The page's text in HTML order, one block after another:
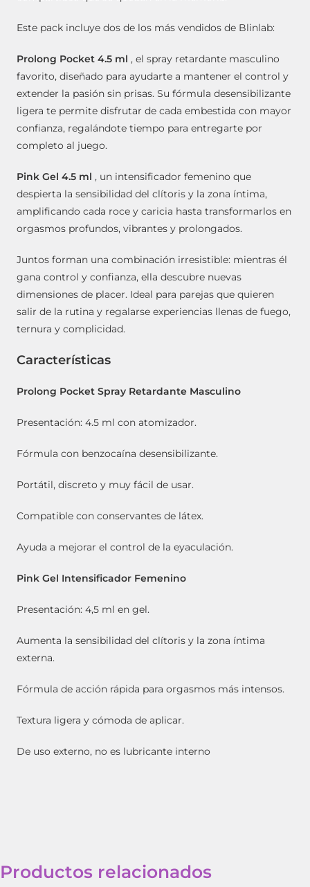
Este pack incluye dos de los más vendidos de Blinlab:
Prolong Pocket 4.5 ml , el spray retardante masculino
favorito, diseñado para ayudarte a mantener el control y
extender la pasión sin prisas. Su fórmula desensibilizante
ligera te permite disfrutar de cada embestida con mayor
confianza, regalándote tiempo para entregarte por
completo al juego.
Pink Gel 4.5 ml , un intensificador femenino que
despierta la sensibilidad del clítoris y la zona íntima,
amplificando cada roce y caricia hasta transformarlos en
orgasmos profundos, vibrantes y prolongados.
Juntos forman una combinación irresistible: mientras él
gana control y confianza, ella descubre nuevas
dimensiones de placer. Ideal para parejas que quieren
salir de la rutina y regalarse experiencias llenas de fuego,
ternura y complicidad.
Características
Prolong Pocket Spray Retardante Masculino
Presentación: 4.5 ml con atomizador.
Fórmula con benzocaína desensibilizante.
Portátil, discreto y muy fácil de usar.
Compatible con conservantes de látex.
Ayuda a mejorar el control de la eyaculación.
Pink Gel Intensificador Femenino
Presentación: 4,5 ml en gel.
Aumenta la sensibilidad del clítoris y la zona íntima
externa.
Fórmula de acción rápida para orgasmos más intensos.
Textura ligera y cómoda de aplicar.
De uso externo, no es lubricante interno
Productos relacionados